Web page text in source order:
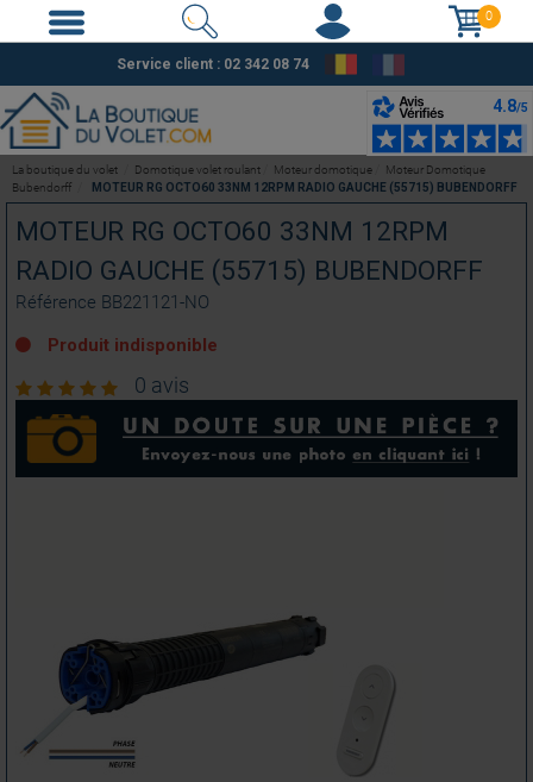
0
Service client : 02 342 08 74
MOTEUR RG OCTO60 33NM 12RPM
RADIO GAUCHE (55715) BUBENDORFF
Référence BB221121-NO
Produit indisponible
0 avis
La boutique du volet Domotique volet roulant Moteur domotique
Moteur Domotique
Bubendorff
MOTEUR RG OCTO60 33NM 12RPM RADIO GAUCHE (55715) BUBENDORFF